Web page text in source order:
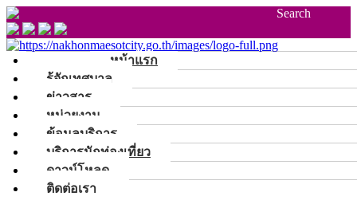
Search
หน้าแรก
รู้จักเทศบาล
ข่าวสาร
หน่วยงาน
ข้อมูลบริการ
บริการนักท่องเที่ยว
ดาวน์โหลด
ติดต่อเรา